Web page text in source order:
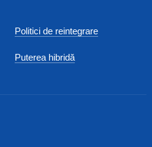
Politici de reintegrare
Puterea hibridă